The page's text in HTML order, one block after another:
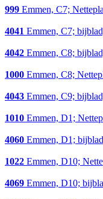
999 Emmen, C7;
4041 Emmen, C7;
4042 Emmen, C8;
1000 Emmen, C8;
4043 Emmen, C9;
1010 Emmen, D1;
4060 Emmen, D1;
1022 Emmen, D10;
4069 Emmen, D10;